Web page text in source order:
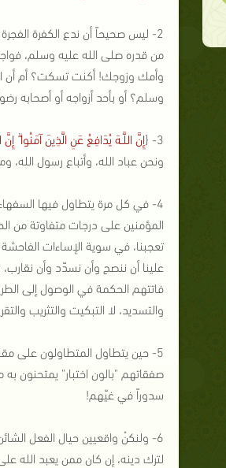
2- ليس صحيحاً أن ندع الكفرة
من قدره صلى الله عليه وسلم،
وأمك وزوجك! أكنت تسكت؟ أم أن
وسلم؟ أو بأحد أزواجه أو أصحابه
3- { إِنَّ اللَّـهَ يُدَافِعُ عَنِ الَّذِينَ آمَنُوا
ونحن عباد الله، وأتباع رسول
4- في كل مرة يتطاول فيها
المؤمنين على درجات متفاوتة من
تعجبنا، في سوية الإساءات
علينا أن ننصح وأن نسدّد وأن
فاتتهم الحكمة في الوصول إلى
والتسديد، لا التبكيت والتثريب
5- حين يتطاول المتطاولون على
صفقاتهم "بالون اختبار" يمتحنون
سدوراً في غيّهم!
6- ولنكنْ واقعيين حيال الفعل
لترك دينه، إن كان ممن يعبد الله